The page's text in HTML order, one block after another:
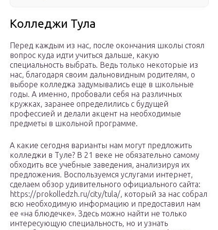
Колледжи Тула
Перед каждым из нас, после окончания школы стоял
вопрос куда идти учиться дальше, какую
специальность выбрать. Ведь только некоторые из
нас, благодаря своим дальновидным родителям, о
выборе колледжа задумывались еще в школьные
годы. А именно, пробовали себя на различных
кружках, заранее определились с будущей
профессией и делали акцент на необходимые
предметы в школьной программе.
А какие сегодня варианты нам могут предложить
колледжи в Туле? В 21 веке не обязательно самому
обходить все учебные заведения, анализируя их
предложения. Воспользуемся услугами интернет,
сделаем обзор удивительного официального сайта:
https://prokolledzh.ru/city/tula/, который за нас собрал
всю необходимую информацию и предоставил нам
ее «на блюдечке». Здесь можно найти не только
интересующую специальность, но и узнать